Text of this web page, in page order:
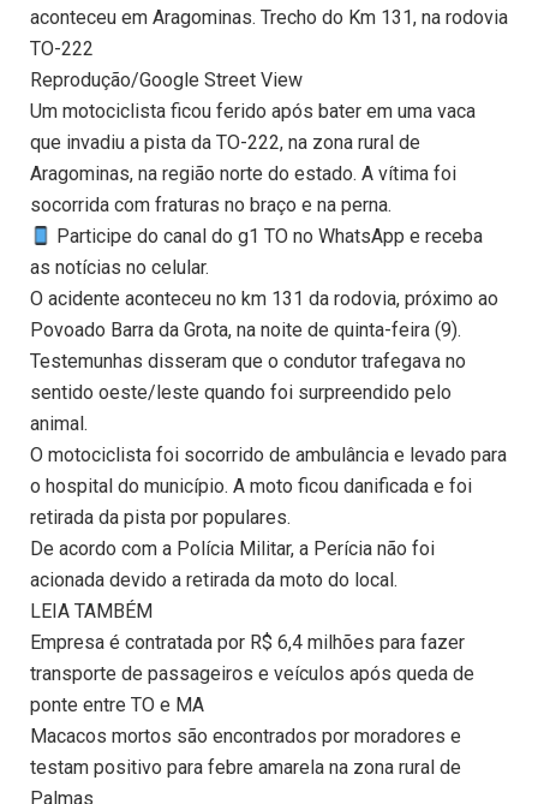
aconteceu em Aragominas. Trecho do Km 131, na rodovia
TO-222
Reprodução/Google Street View
Um motociclista ficou ferido após bater em uma vaca
que invadiu a pista da TO-222, na zona rural de
Aragominas, na região norte do estado. A vítima foi
socorrida com fraturas no braço e na perna.
Participe do canal do g1 TO no WhatsApp e receba
as notícias no celular.
O acidente aconteceu no km 131 da rodovia, próximo ao
Povoado Barra da Grota, na noite de quinta-feira (9).
Testemunhas disseram que o condutor trafegava no
sentido oeste/leste quando foi surpreendido pelo
animal.
O motociclista foi socorrido de ambulância e levado para
o hospital do município. A moto ficou danificada e foi
retirada da pista por populares.
De acordo com a Polícia Militar, a Perícia não foi
acionada devido a retirada da moto do local.
LEIA TAMBÉM
Empresa é contratada por R$ 6,4 milhões para fazer
transporte de passageiros e veículos após queda de
ponte entre TO e MA
Macacos mortos são encontrados por moradores e
testam positivo para febre amarela na zona rural de
Palmas